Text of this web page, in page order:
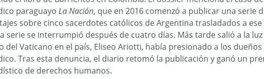
paraguayo La Nación, que en 2016 comenzó a publicar una serie
sobre cinco sacerdotes católicos de Argentina trasladados a ese
serie se interrumpió después de cuatro días. Más tarde salió a la
del Vaticano en el país, Eliseo Ariotti, había presionado a los dueños
Tras esta denuncia, el diario retomó la publicación y ganó un
de derechos humanos.